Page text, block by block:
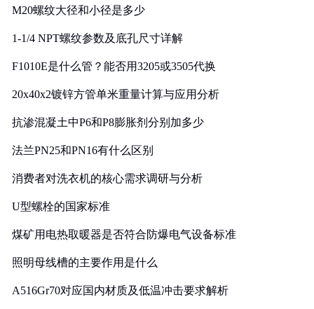
M20螺纹大径和小径是多少
1-1/4 NPT螺纹参数及底孔尺寸详解
F1010E是什么管？能否用3205或3505代换
20x40x2镀锌方管单米重量计算与应用分析
抗渗混凝土中P6和P8膨胀剂分别加多少
法兰PN25和PN16有什么区别
消费者对洗衣机的核心需求调研与分析
U型螺栓的国家标准
煤矿用电热取暖器是否符合防爆电气设备标准
照明母线槽的主要作用是什么
A516Gr70对应国内材质及低温冲击要求解析